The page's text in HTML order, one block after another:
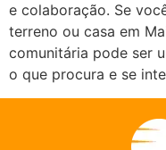
e colaboração. Se
terreno ou casa em
comunitária pode ser
o que procura e se